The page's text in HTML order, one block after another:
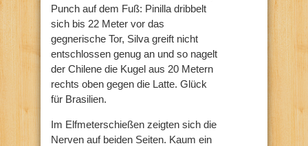
Punch auf dem Fuß: Pinilla dribbelt
sich bis 22 Meter vor das
gegnerische Tor, Silva greift nicht
entschlossen genug an und so nagelt
der Chilene die Kugel aus 20 Metern
rechts oben gegen die Latte. Glück
für Brasilien.
Im Elfmeterschießen zeigten sich die
Nerven auf beiden Seiten. Kaum ein